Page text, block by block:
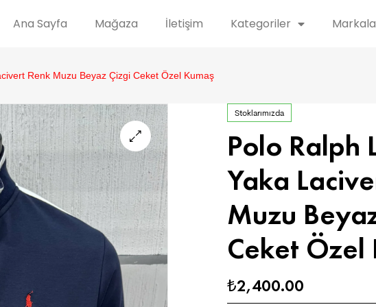
Ana Sayfa Mağaza İletişim Kategoriler
Renk Muzu Beyaz Çizgi Ceket Özel Kumaş
Stoklarımızda
Polo Ralph
Yaka
Muzu
Ceket Özel
₺2,400.00